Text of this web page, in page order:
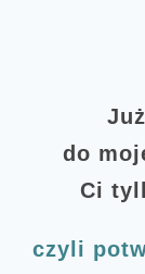
do
Ci
czyli